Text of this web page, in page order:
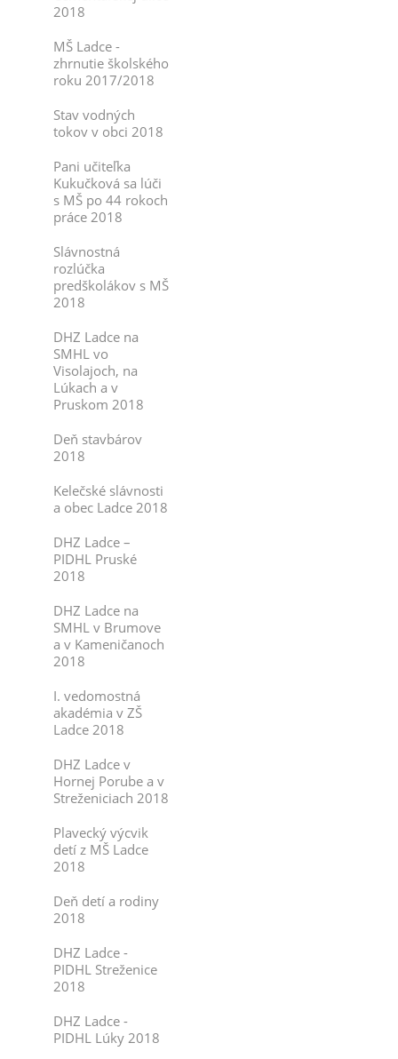
2018
MŠ Ladce -
zhrnutie školského
roku 2017/2018
Stav vodných
tokov v obci 2018
Pani učiteľka
Kukučková sa lúči
s MŠ po 44 rokoch
práce 2018
Slávnostná
rozlúčka
predškolákov s MŠ
2018
DHZ Ladce na
SMHL vo
Visolajoch, na
Lúkach a v
Pruskom 2018
Deň stavbárov
2018
Kelečské slávnosti
a obec Ladce 2018
DHZ Ladce –
PIDHL Pruské
2018
DHZ Ladce na
SMHL v Brumove
a v Kameničanoch
2018
I. vedomostná
akadémia v ZŠ
Ladce 2018
DHZ Ladce v
Hornej Porube a v
Streženiciach 2018
Plavecký výcvik
detí z MŠ Ladce
2018
Deň detí a rodiny
2018
DHZ Ladce -
PIDHL Streženice
2018
DHZ Ladce -
PIDHL Lúky 2018